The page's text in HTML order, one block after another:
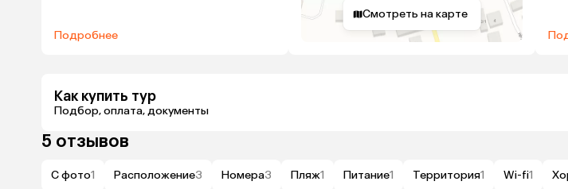
Подробнее
Смотреть на карте
Как купить тур
Подбор, оплата, документы
5 отзывов
С фото1 Расположение3 Номера3 Пляж1 Питание1 Территория1 Wi-fi1